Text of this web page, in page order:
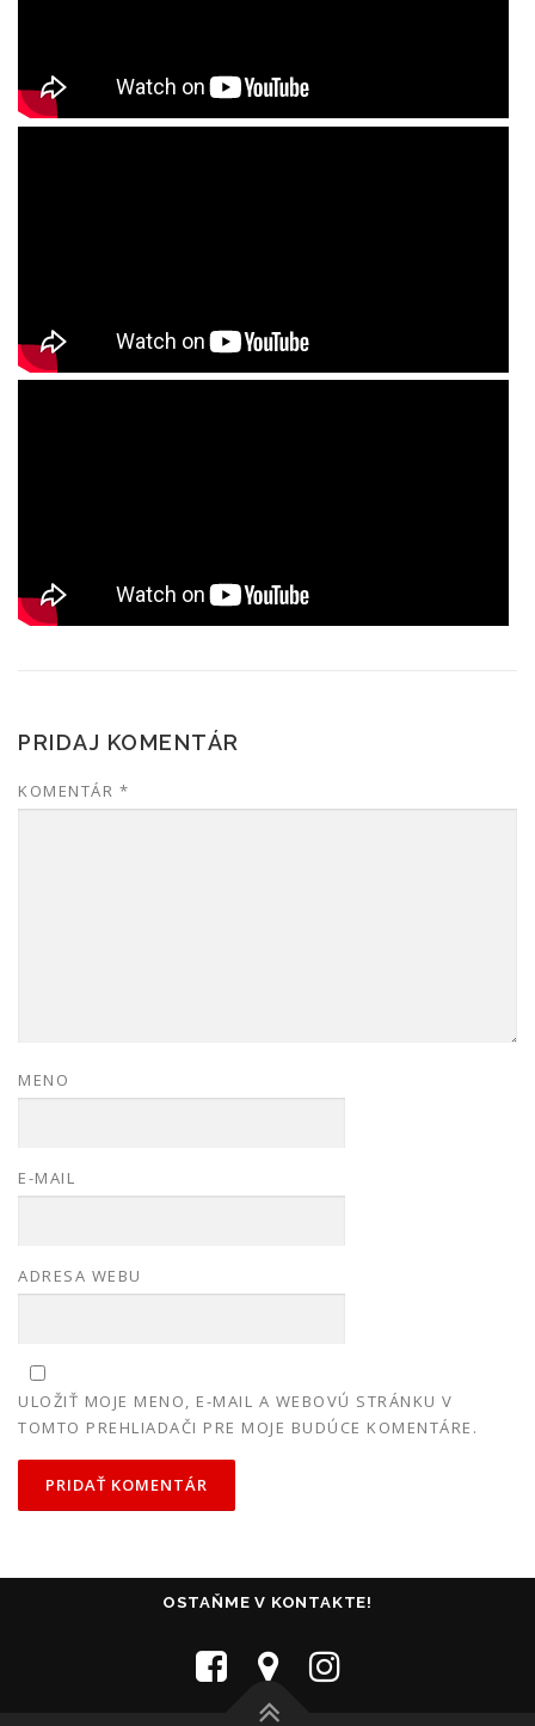
PRIDAJ KOMENTÁR
KOMENTÁR *
MENO
E-MAIL
ADRESA WEBU
ULOŽIŤ MOJE MENO, E-MAIL A WEBOVÚ STRÁNKU V
TOMTO PREHLIADAČI PRE MOJE BUDÚCE KOMENTÁRE.
OSTAŇME V KONTAKTE!